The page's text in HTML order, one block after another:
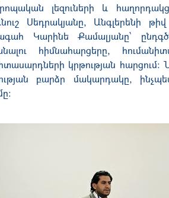
լեզուների և
Սեդրակյանը, Անգլերենի
Կարինե Քամալյանը՝
հիմնահարցերը,
կրթության հարցում։
բարձր մակարդակը,